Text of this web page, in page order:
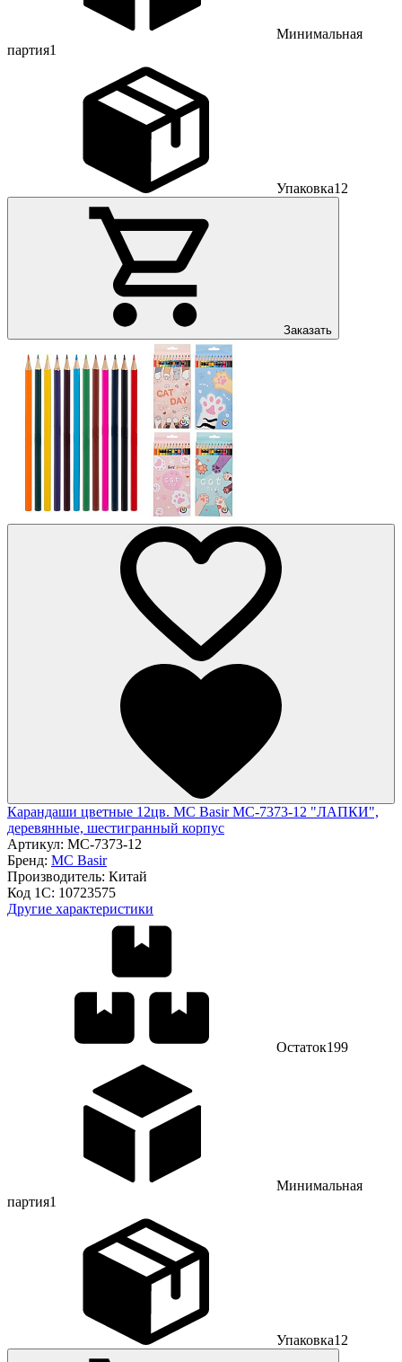
Минимальная
партия1
Упаковка12
Заказать
Карандаши цветные 12цв. MC Basir МС-7373-12 "ЛАПКИ",
деревянные, шестигранный корпус
Артикул: МС-7373-12
Бренд: MC Basir
Производитель: Китай
Код 1С: 10723575
Другие характеристики
Остаток199
Минимальная
партия1
Упаковка12